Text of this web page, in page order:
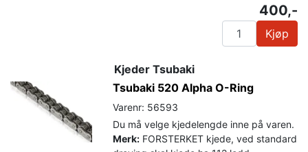
400,-
Kjøp
Kjeder Tsubaki
Tsubaki 520 Alpha O-Ring
Varenr: 56593
Du må velge kjedelengde inne på varen.
Merk: FORSTERKET kjede, ved standard